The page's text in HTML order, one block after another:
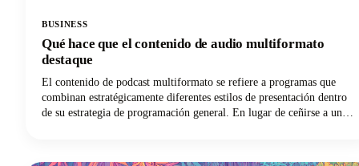
BUSINESS
Qué hace que el contenido de audio multiformato
destaque
El contenido de podcast multiformato se refiere a programas que
combinan estratégicamente diferentes estilos de presentación dentro
de su estrategia de programación general. En lugar de ceñirse a un